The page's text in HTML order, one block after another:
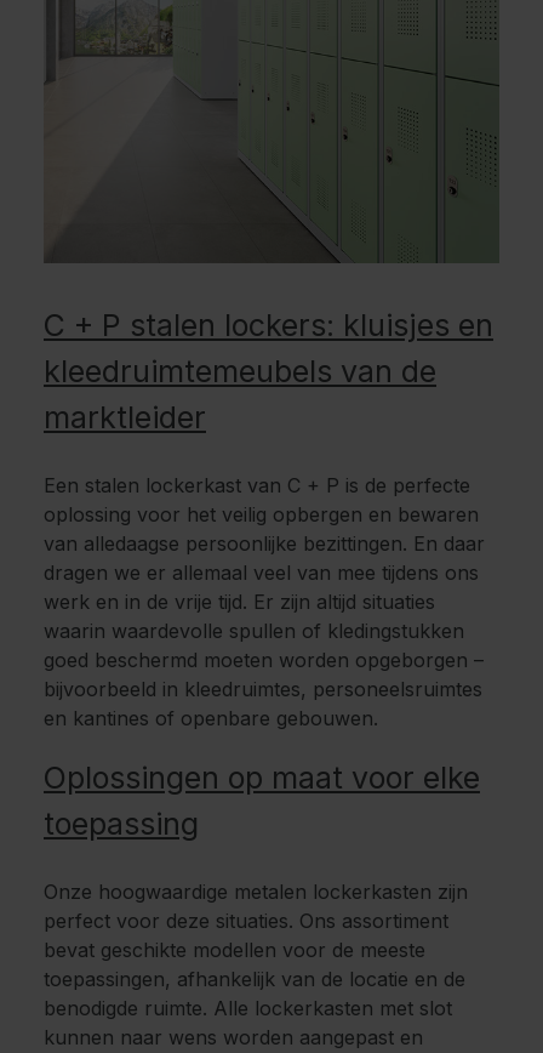
C + P stalen lockers: kluisjes en
kleedruimtemeubels van de
marktleider
Een stalen lockerkast van C + P is de perfecte
oplossing voor het veilig opbergen en bewaren
van alledaagse persoonlijke bezittingen. En daar
dragen we er allemaal veel van mee tijdens ons
werk en in de vrije tijd. Er zijn altijd situaties
waarin waardevolle spullen of kledingstukken
goed beschermd moeten worden opgeborgen –
bijvoorbeeld in kleedruimtes, personeelsruimtes
en kantines of openbare gebouwen.
Oplossingen op maat voor elke
toepassing
Onze hoogwaardige metalen lockerkasten zijn
perfect voor deze situaties. Ons assortiment
bevat geschikte modellen voor de meeste
toepassingen, afhankelijk van de locatie en de
benodigde ruimte. Alle lockerkasten met slot
kunnen naar wens worden aangepast en